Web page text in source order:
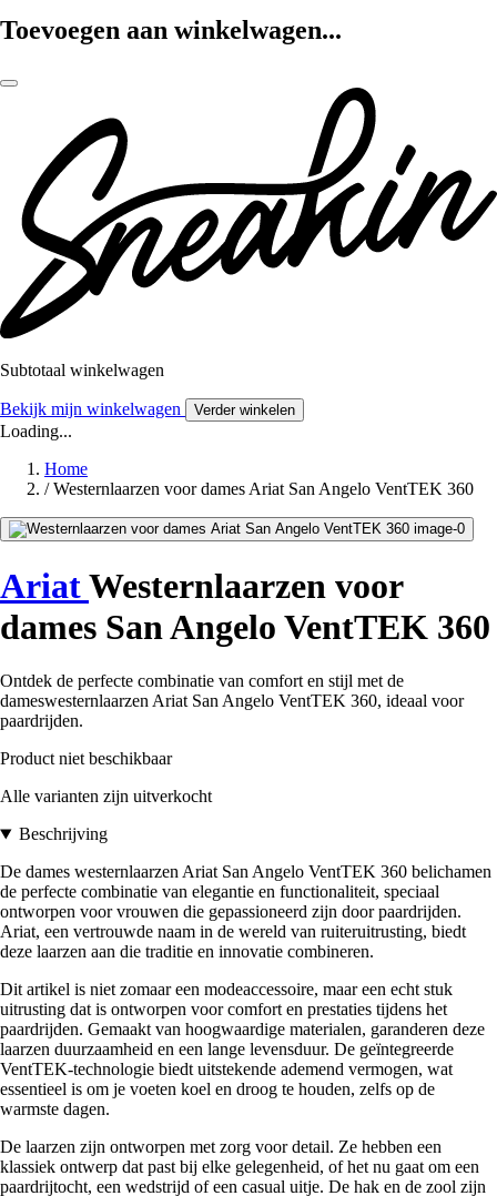
Toevoegen aan winkelwagen...
Subtotaal winkelwagen
Bekijk mijn winkelwagen Verder winkelen
Loading...
Home
/ Westernlaarzen voor dames Ariat San Angelo VentTEK 360
AriatWesternlaarzen voor
dames San Angelo VentTEK 360
Ontdek de perfecte combinatie van comfort en stijl met de
dameswesternlaarzen Ariat San Angelo VentTEK 360, ideaal voor
paardrijden.
Product niet beschikbaar
Alle varianten zijn uitverkocht
Beschrijving
De dames westernlaarzen Ariat San Angelo VentTEK 360 belichamen
de perfecte combinatie van elegantie en functionaliteit, speciaal
ontworpen voor vrouwen die gepassioneerd zijn door paardrijden.
Ariat, een vertrouwde naam in de wereld van ruiteruitrusting, biedt
deze laarzen aan die traditie en innovatie combineren.
Dit artikel is niet zomaar een modeaccessoire, maar een echt stuk
uitrusting dat is ontworpen voor comfort en prestaties tijdens het
paardrijden. Gemaakt van hoogwaardige materialen, garanderen deze
laarzen duurzaamheid en een lange levensduur. De geïntegreerde
VentTEK-technologie biedt uitstekende ademend vermogen, wat
essentieel is om je voeten koel en droog te houden, zelfs op de
warmste dagen.
De laarzen zijn ontworpen met zorg voor detail. Ze hebben een
klassiek ontwerp dat past bij elke gelegenheid, of het nu gaat om een
paardrijtocht, een wedstrijd of een casual uitje. De hak en de zool zijn